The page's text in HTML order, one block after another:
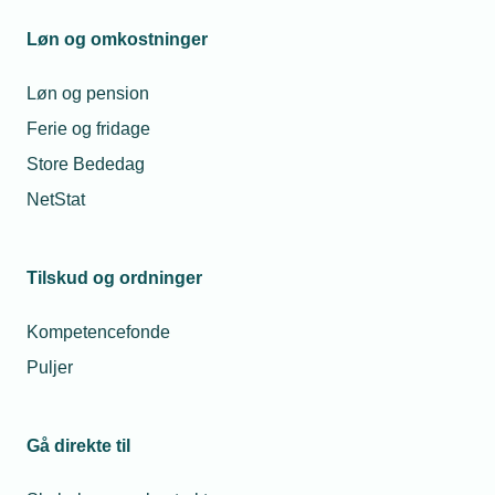
Løn og omkostninger
Løn og pension
Ferie og fridage
Store Bededag
NetStat
Tilskud og ordninger
Kompetencefonde
Puljer
Gå direkte til
08. marts 2021